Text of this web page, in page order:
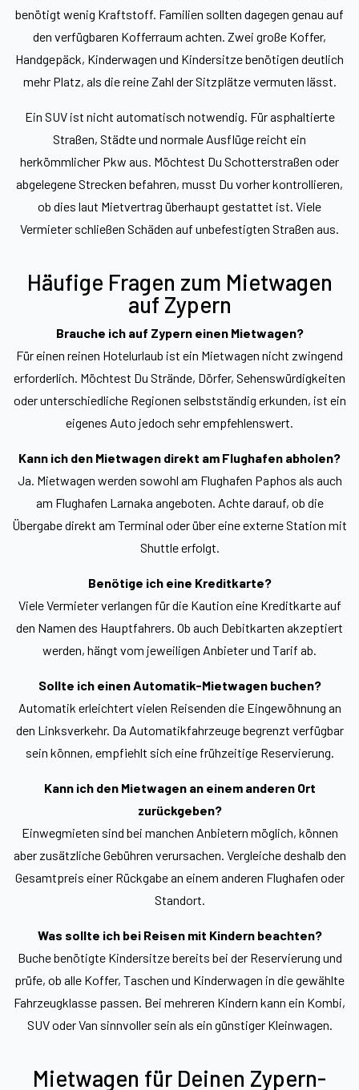
benötigt wenig Kraftstoff. Familien sollten dagegen genau auf
den verfügbaren Kofferraum achten. Zwei große Koffer,
Handgepäck, Kinderwagen und Kindersitze benötigen deutlich
mehr Platz, als die reine Zahl der Sitzplätze vermuten lässt.
Ein SUV ist nicht automatisch notwendig. Für asphaltierte
Straßen, Städte und normale Ausflüge reicht ein
herkömmlicher Pkw aus. Möchtest Du Schotterstraßen oder
abgelegene Strecken befahren, musst Du vorher kontrollieren,
ob dies laut Mietvertrag überhaupt gestattet ist. Viele
Vermieter schließen Schäden auf unbefestigten Straßen aus.
Häufige Fragen zum Mietwagen
auf Zypern
Brauche ich auf Zypern einen Mietwagen?
Für einen reinen Hotelurlaub ist ein Mietwagen nicht zwingend
erforderlich. Möchtest Du Strände, Dörfer, Sehenswürdigkeiten
oder unterschiedliche Regionen selbstständig erkunden, ist ein
eigenes Auto jedoch sehr empfehlenswert.
Kann ich den Mietwagen direkt am Flughafen abholen?
Ja. Mietwagen werden sowohl am Flughafen Paphos als auch
am Flughafen Larnaka angeboten. Achte darauf, ob die
Übergabe direkt am Terminal oder über eine externe Station mit
Shuttle erfolgt.
Benötige ich eine Kreditkarte?
Viele Vermieter verlangen für die Kaution eine Kreditkarte auf
den Namen des Hauptfahrers. Ob auch Debitkarten akzeptiert
werden, hängt vom jeweiligen Anbieter und Tarif ab.
Sollte ich einen Automatik-Mietwagen buchen?
Automatik erleichtert vielen Reisenden die Eingewöhnung an
den Linksverkehr. Da Automatikfahrzeuge begrenzt verfügbar
sein können, empfiehlt sich eine frühzeitige Reservierung.
Kann ich den Mietwagen an einem anderen Ort
zurückgeben?
Einwegmieten sind bei manchen Anbietern möglich, können
aber zusätzliche Gebühren verursachen. Vergleiche deshalb den
Gesamtpreis einer Rückgabe an einem anderen Flughafen oder
Standort.
Was sollte ich bei Reisen mit Kindern beachten?
Buche benötigte Kindersitze bereits bei der Reservierung und
prüfe, ob alle Koffer, Taschen und Kinderwagen in die gewählte
Fahrzeugklasse passen. Bei mehreren Kindern kann ein Kombi,
SUV oder Van sinnvoller sein als ein günstiger Kleinwagen.
Mietwagen für Deinen Zypern-